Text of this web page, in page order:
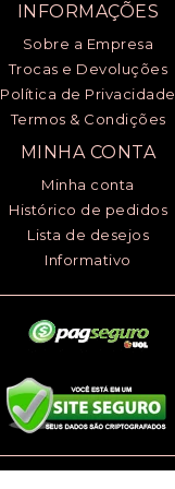
INFORMAÇÕES
Sobre a Empresa
Trocas e Devoluções
Política de Privacidade
Termos & Condições
MINHA CONTA
Minha conta
Histórico de pedidos
Lista de desejos
Informativo